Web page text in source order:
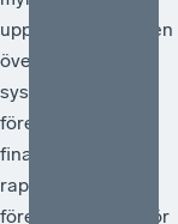
uppdrag att göra en
översyn av
systemet för
företagens
finansiella
rapportering och
föreslå åtgärder för